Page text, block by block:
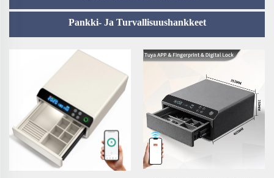
Pankki- Ja Turvallisuushankkeet